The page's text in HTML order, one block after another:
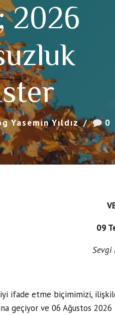
2026
Yasemin Yıldız 0
09
Sevgi
ifade etme biçimimizi,
geçiyor ve 06 Ağustos